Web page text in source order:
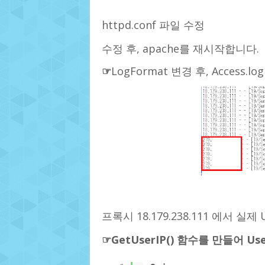
httpd.conf 파일 수정
수정 후, apache를 재시작합니다.
☞LogFormat 변경 후,
프록시 18.179.238.111 에서 실제
☞GetUserIP() 함수를 만들어